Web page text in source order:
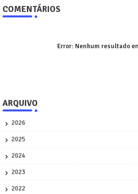
COMENTÁRIOS
Error: Nenhum resultado
ARQUIVO
2026
2025
2024
2023
2022